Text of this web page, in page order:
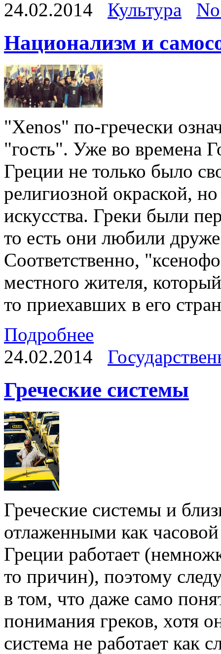
24.02.2014 Культура
Национализм и
"Xenos" по-гречески
"гость". Уже во времена
Греции не только было
религиозной окраской,
искусства. Греки были
то есть они любили
Соответственно,
местного жителя,
то приехавших в его
Подробнее
24.02.2014
Греческие системы
Греческие системы и
отлаженными как
Греции работает
то причин), поэтому
в том, что даже само
понимания греков, хотя
система не работает как